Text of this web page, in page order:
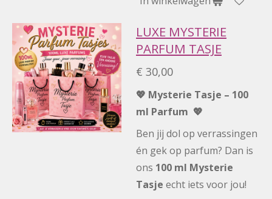
LUXE MYSTERIE
PARFUM TASJE
€ 30,00
💖 Mysterie Tasje – 100
ml Parfum 💖
Ben jij dol op verrassingen
én gek op parfum? Dan is
ons 100 ml Mysterie
Tasje echt iets voor jou!